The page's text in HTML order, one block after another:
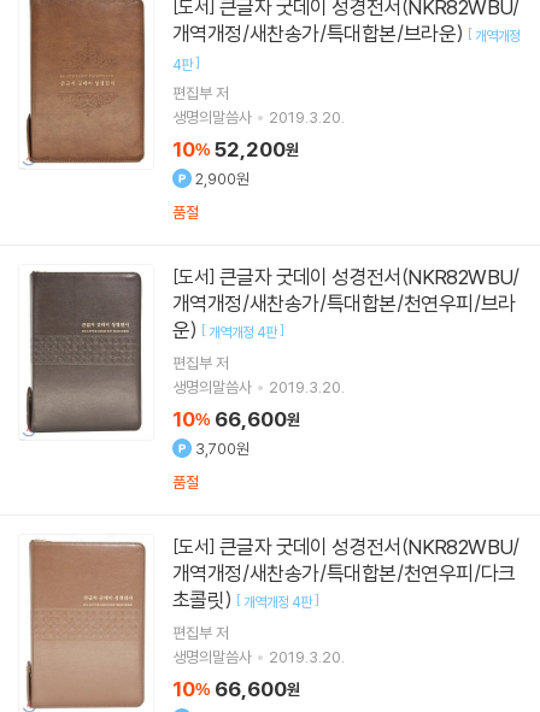
[도서]
개역개정/새찬송가/특대합본/브라운) [개역개정
4판]
편집부 저
생명의말씀사
2019.3.20.
10% 52,200원
2,900원
품절
[도서]
개역개정/새찬송가/특대합본/천연우피/브라
운) [개역개정 4판]
편집부 저
생명의말씀사
2019.3.20.
10% 66,600원
3,700원
품절
[도서]
개역개정/새찬송가/특대합본/천연우피/다크
초콜릿) [개역개정 4판]
편집부 저
생명의말씀사
2019.3.20.
10% 66,600원